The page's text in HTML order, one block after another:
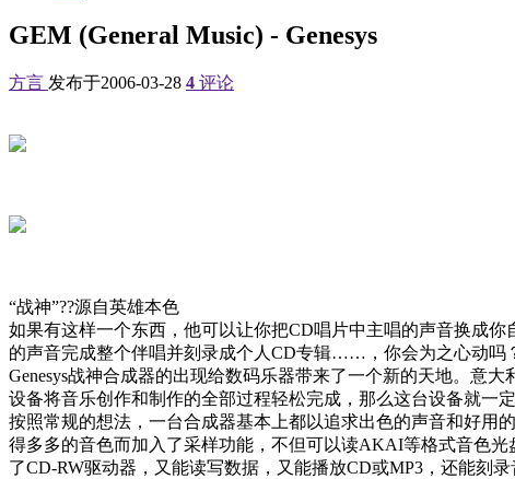
GEM (General Music) - Genesys
方言 发布于2006-03-28 4 评论
“战神”??源自英雄本色
如果有这样一个东西，他可以让你把CD唱片中主唱的声音换成
的声音完成整个伴唱并刻录成个人CD专辑……，你会为之心动吗
Genesys战神合成器的出现给数码乐器带来了一个新的天地。意
设备将音乐创作和制作的全部过程轻松完成，那么这台设备就一
按照常规的想法，一台合成器基本上都以追求出色的声音和好用
得多多的音色而加入了采样功能，不但可以读AKAI等格式音色
了CD-RW驱动器，又能读写数据，又能播放CD或MP3，还能刻